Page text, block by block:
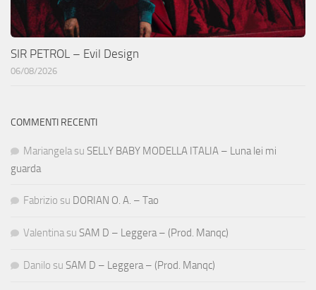
SIR PETROL – Evil Design
06/08/2026
COMMENTI RECENTI
Mariangela su SELLY BABY MODELLA ITALIA – Luna lei mi
guarda
Fabrizio su DORIAN O. A. – Tao
Valentina su SAM D – Leggera – (Prod. Manqc)
Danilo su SAM D – Leggera – (Prod. Manqc)